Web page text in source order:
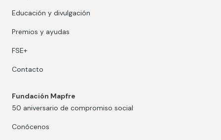
Educación y divulgación
Premios y ayudas
FSE+
Contacto
Fundación Mapfre
50 aniversario de compromiso social
Conócenos